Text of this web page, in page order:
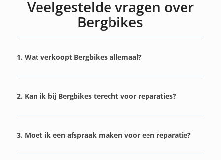
Veelgestelde vragen over
Bergbikes
1. Wat verkoopt Bergbikes allemaal?
2. Kan ik bij Bergbikes terecht voor reparaties?
3. Moet ik een afspraak maken voor een reparatie?